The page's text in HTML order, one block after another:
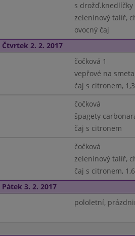
s drožď.knedlíčky
zeleninový talíř,
ovocný čaj
Čtvrtek 2. 2. 2017
čočková 1
vepřové na
čaj s citronem,
čočková
špagety
čaj s citronem
čočková
zeleninový talíř,
čaj s citronem,
Pátek 3. 2. 2017
pololetní,